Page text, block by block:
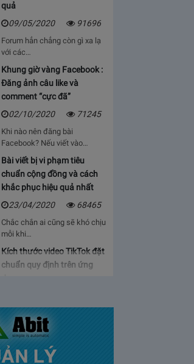
quả
09/05/2020
91696
Forum hẳn chẳng còn gì xa lạ
với các…
Khung giờ vàng Facebook :
Đăng ảnh câu like và
comment “cực đã”
02/10/2020
71245
Khi nào nên đăng bài
Facebook? Nếu viết vào…
Bài viết bị vi phạm tiêu
chuẩn cộng đồng và cách
khắc phục hiệu quả nhất
23/04/2020
68465
Chắc chắn ai cũng sẽ khó chịu
mỗi khi…
Kích thước video TikTok đặt
chuẩn quy định trên ứng
Bạn sẽ cảm thấy mệt mỏi, vì cứ
phải…
Bảng giá lượt view Youtube
tại Việt Nam và Hoa kỳ mới